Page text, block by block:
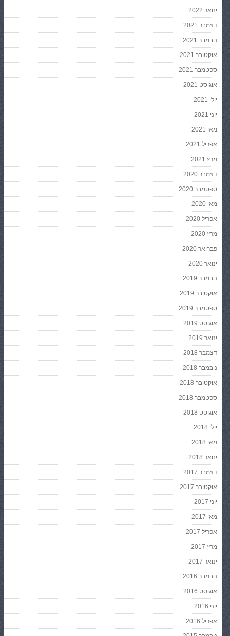
ינואר 2022
דצמבר 2021
נובמבר 2021
אוקטובר 2021
ספטמבר 2021
אוגוסט 2021
יולי 2021
יוני 2021
מאי 2021
אפריל 2021
מרץ 2021
דצמבר 2020
ספטמבר 2020
מאי 2020
אפריל 2020
מרץ 2020
פברואר 2020
ינואר 2020
נובמבר 2019
אוקטובר 2019
ספטמבר 2019
אוגוסט 2019
ינואר 2019
דצמבר 2018
נובמבר 2018
אוקטובר 2018
ספטמבר 2018
אוגוסט 2018
יולי 2018
מאי 2018
ינואר 2018
דצמבר 2017
אוקטובר 2017
יוני 2017
מאי 2017
אפריל 2017
מרץ 2017
ינואר 2017
נובמבר 2016
אוגוסט 2016
יוני 2016
אפריל 2016